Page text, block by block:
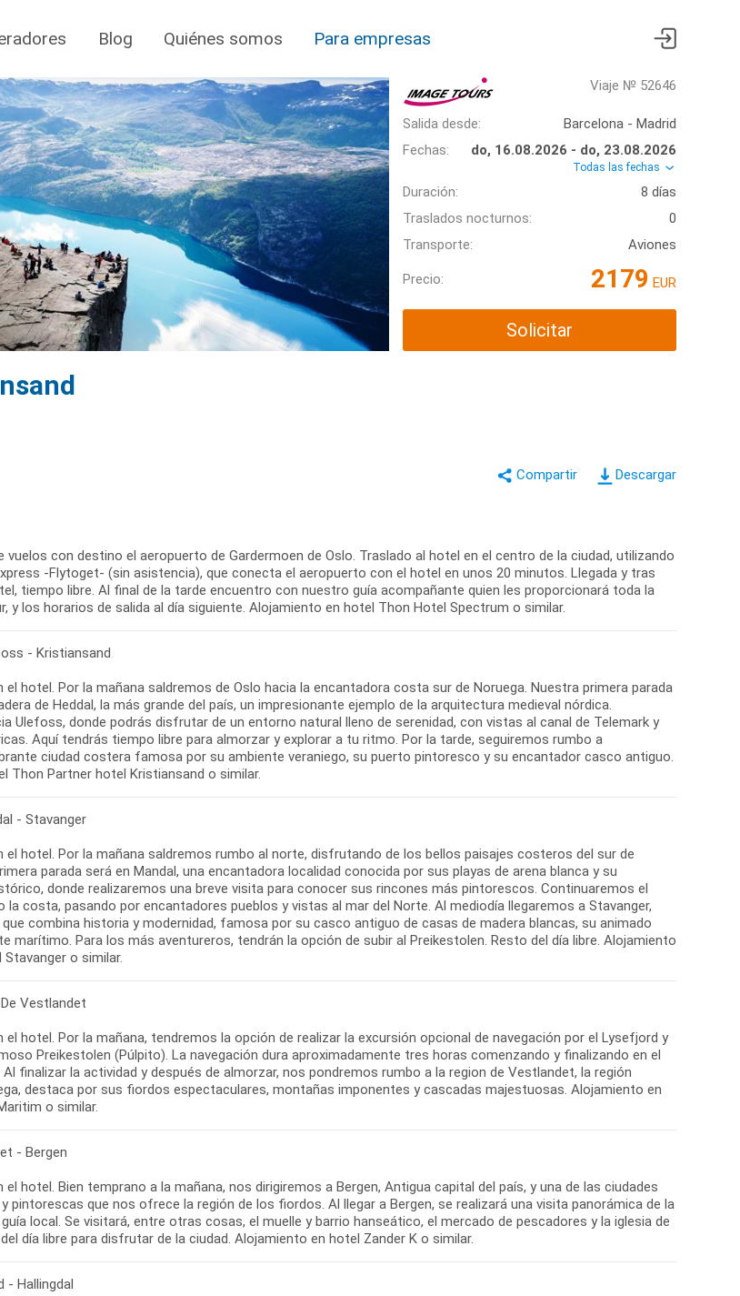
Blog Quiénes somos Para empresas
Viaje № 52646
Salida desde:
Barcelona - Madrid
Fechas:
do, 16.08.2026 - do, 23.08.2026
Todas las fechas
Duración:
8 días
Traslados nocturnos:
0
Transporte:
Aviones
Precio: 2179 EUR
Solicitar
Descargar
vuelos con destino el aeropuerto de Gardermoen de Oslo. Traslado al hotel en el centro de la ciudad, utilizando
-Flytoget- (sin asistencia), que conecta el aeropuerto con el hotel en unos 20 minutos. Llegada y tras
tiempo libre. Al final de la tarde encuentro con nuestro guía acompañante quien les proporcionará toda la
y los horarios de salida al día siguiente. Alojamiento en hotel Thon Hotel Spectrum o similar.
- Kristiansand
el hotel. Por la mañana saldremos de Oslo hacia la encantadora costa sur de Noruega. Nuestra primera parada
de Heddal, la más grande del país, un impresionante ejemplo de la arquitectura medieval nórdica.
Ulefoss, donde podrás disfrutar de un entorno natural lleno de serenidad, con vistas al canal de Telemark y
Aquí tendrás tiempo libre para almorzar y explorar a tu ritmo. Por la tarde, seguiremos rumbo a
ciudad costera famosa por su ambiente veraniego, su puerto pintoresco y su encantador casco antiguo.
Thon Partner hotel Kristiansand o similar.
- Stavanger
el hotel. Por la mañana saldremos rumbo al norte, disfrutando de los bellos paisajes costeros del sur de
parada será en Mandal, una encantadora localidad conocida por sus playas de arena blanca y su
donde realizaremos una breve visita para conocer sus rincones más pintorescos. Continuaremos el
la costa, pasando por encantadores pueblos y vistas al mar del Norte. Al mediodía llegaremos a Stavanger,
combina historia y modernidad, famosa por su casco antiguo de casas de madera blancas, su animado
marítimo. Para los más aventureros, tendrán la opción de subir al Preikestolen. Resto del día libre. Alojamiento
o similar.
Vestlandet
el hotel. Por la mañana, tendremos la opción de realizar la excursión opcional de navegación por el Lysefjord y
Preikestolen (Púlpito). La navegación dura aproximadamente tres horas comenzando y finalizando en el
finalizar la actividad y después de almorzar, nos pondremos rumbo a la region de Vestlandet, la región
destaca por sus fiordos espectaculares, montañas imponentes y cascadas majestuosas. Alojamiento en
o similar.
- Bergen
hotel. Bien temprano a la mañana, nos dirigiremos a Bergen, Antigua capital del país, y una de las ciudades
pintorescas que nos ofrece la región de los fiordos. Al llegar a Bergen, se realizará una visita panorámica de la
local. Se visitará, entre otras cosas, el muelle y barrio hanseático, el mercado de pescadores y la iglesia de
día libre para disfrutar de la ciudad. Alojamiento en hotel Zander K o similar.
- Hallingdal